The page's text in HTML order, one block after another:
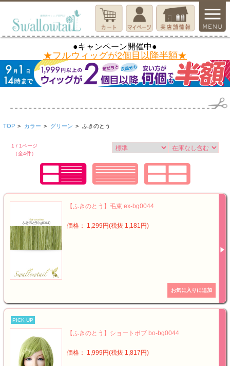
●キャンペーン開催中●
★フルウィッグが2個目以降半額★
TOP > カラー > グリーン > ふきのとう
1 / 1ページ
（全4件）
【ふきのとう】毛束 ex-bg0044
価格： 1,299円(税抜 1,181円)
PICK UP
【ふきのとう】ショートボブ bo-bg0044
価格： 1,999円(税抜 1,817円)